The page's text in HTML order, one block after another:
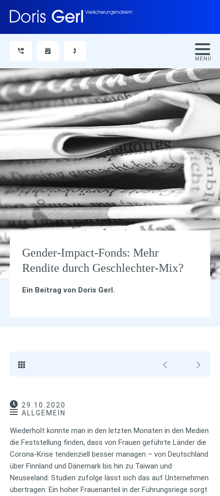
Gender-Impact-Fonds: Mehr
Rendite durch Geschlechter-Mix?
Ein Beitrag von Doris Gerl.
29.10.2020
ALLGEMEIN
Wiederholt konnte man in den letzten Monaten in den Medien
die Feststellung finden, dass von Frauen geführte Länder die
Corona-Krise tendenziell besser managen – von Deutschland
über Finnland und Dänemark bis hin zu Taiwan und
Neuseeland. Studien zufolge lässt sich das auf Unternehmen
übertragen: Ein hoher Frauenanteil in der Führungsriege sorgt